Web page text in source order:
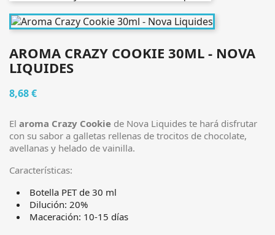
AROMA CRAZY COOKIE 30ML - NOVA
LIQUIDES
8,68 €
El aroma Crazy Cookie de Nova Liquides te hará disfrutar
con su sabor a galletas rellenas de trocitos de chocolate,
avellanas y helado de vainilla.
Características:
Botella PET de 30 ml
Dilución: 20%
Maceración: 10-15 días